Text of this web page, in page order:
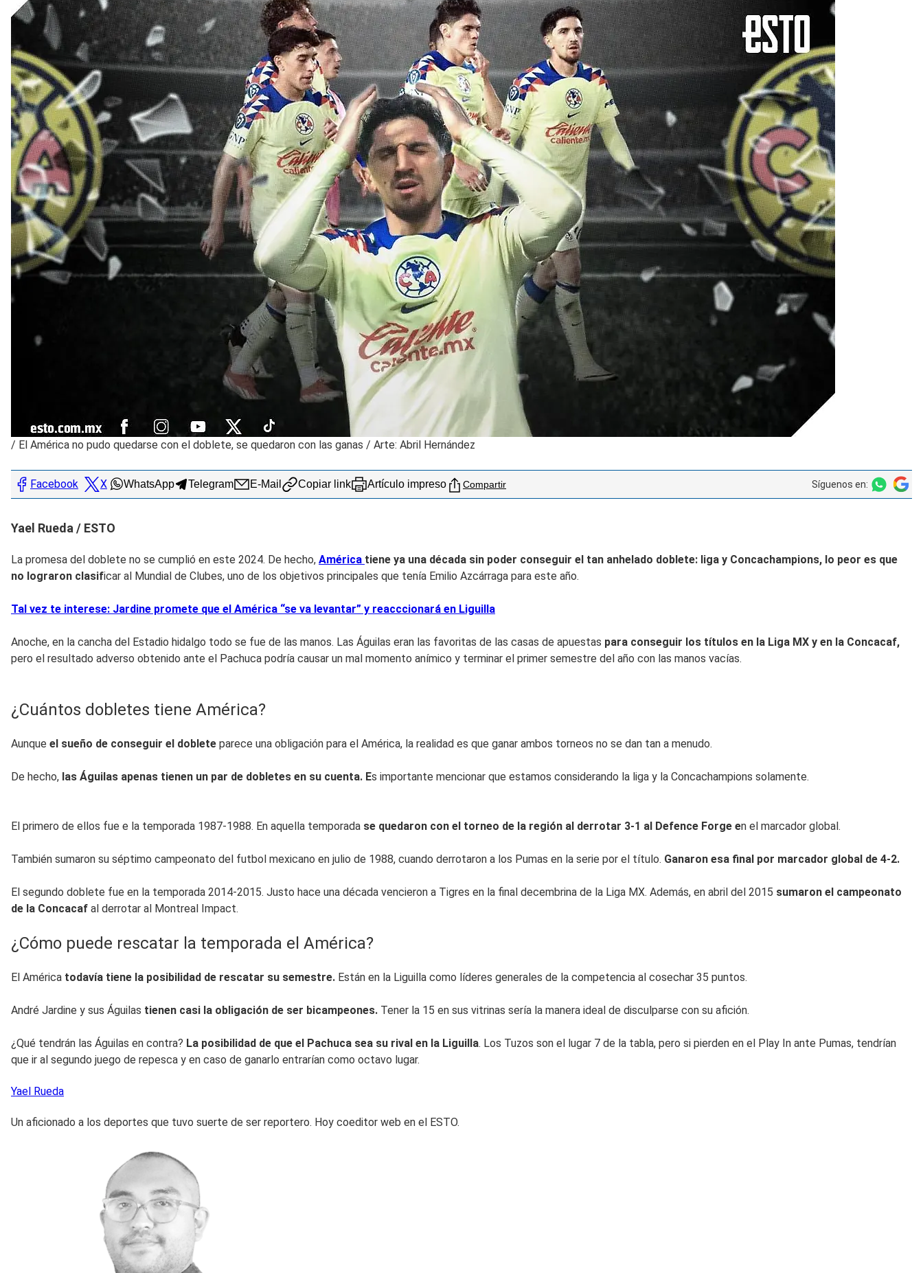
/ El América no pudo quedarse con el doblete, se quedaron con las ganas / Arte: Abril Hernández
Facebook X WhatsApp Telegram E-Mail Copiar link Artículo impreso Compartir Síguenos en:
Yael Rueda / ESTO
La promesa del doblete no se cumplió en este 2024. De hecho, América tiene ya una década sin poder conseguir el tan anhelado doblete: liga y Concachampions, lo peor es que
no lograron clasificar al Mundial de Clubes, uno de los objetivos principales que tenía Emilio Azcárraga para este año.
Tal vez te interese: Jardine promete que el América “se va levantar” y reacccionará en Liguilla
Anoche, en la cancha del Estadio hidalgo todo se fue de las manos. Las Águilas eran las favoritas de las casas de apuestas para conseguir los títulos en la Liga MX y en la Concacaf,
pero el resultado adverso obtenido ante el Pachuca podría causar un mal momento anímico y terminar el primer semestre del año con las manos vacías.
¿Cuántos dobletes tiene América?
Aunque el sueño de conseguir el doblete parece una obligación para el América, la realidad es que ganar ambos torneos no se dan tan a menudo.
De hecho, las Águilas apenas tienen un par de dobletes en su cuenta. Es importante mencionar que estamos considerando la liga y la Concachampions solamente.
El primero de ellos fue e la temporada 1987-1988. En aquella temporada se quedaron con el torneo de la región al derrotar 3-1 al Defence Forge en el marcador global.
También sumaron su séptimo campeonato del futbol mexicano en julio de 1988, cuando derrotaron a los Pumas en la serie por el título. Ganaron esa final por marcador global de 4-2.
El segundo doblete fue en la temporada 2014-2015. Justo hace una década vencieron a Tigres en la final decembrina de la Liga MX. Además, en abril del 2015 sumaron el campeonato
de la Concacaf al derrotar al Montreal Impact.
¿Cómo puede rescatar la temporada el América?
El América todavía tiene la posibilidad de rescatar su semestre. Están en la Liguilla como líderes generales de la competencia al cosechar 35 puntos.
André Jardine y sus Águilas tienen casi la obligación de ser bicampeones. Tener la 15 en sus vitrinas sería la manera ideal de disculparse con su afición.
¿Qué tendrán las Águilas en contra? La posibilidad de que el Pachuca sea su rival en la Liguilla. Los Tuzos son el lugar 7 de la tabla, pero si pierden en el Play In ante Pumas, tendrían
que ir al segundo juego de repesca y en caso de ganarlo entrarían como octavo lugar.
Yael Rueda
Un aficionado a los deportes que tuvo suerte de ser reportero. Hoy coeditor web en el ESTO.